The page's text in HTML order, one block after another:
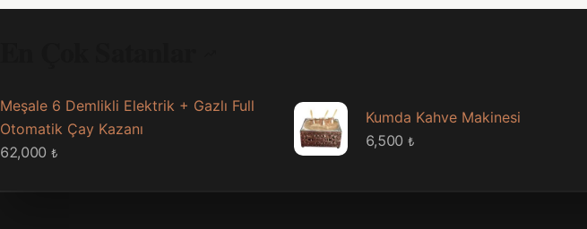
Meşale 6 Demlikli Elektrik + Gazlı Full
Otomatik Çay Kazanı
62,000 ₺
Kumda Kahve Makinesi
6,500 ₺